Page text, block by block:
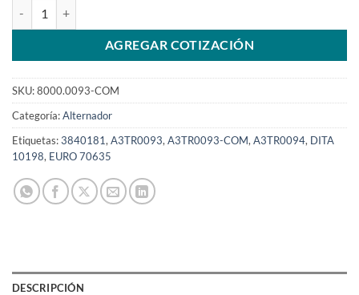
AGREGAR COTIZACIÓN
SKU:8000.0093-COM
Categoría:Alternador
Etiquetas:3840181, A3TR0093, A3TR0093-COM, A3TR0094, DITA
10198, EURO 70635
DESCRIPCIÓN